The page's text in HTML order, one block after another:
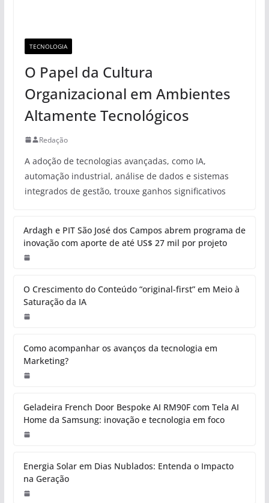
TECNOLOGIA
O Papel da Cultura
Organizacional em Ambientes
Altamente Tecnológicos
Redação
A adoção de tecnologias avançadas, como IA,
automação industrial, análise de dados e sistemas
integrados de gestão, trouxe ganhos significativos
Ardagh e PIT São José dos Campos abrem programa de
inovação com aporte de até US$ 27 mil por projeto
O Crescimento do Conteúdo “original-first” em Meio à
Saturação da IA
Como acompanhar os avanços da tecnologia em
Marketing?
Geladeira French Door Bespoke AI RM90F com Tela AI
Home da Samsung: inovação e tecnologia em foco
Energia Solar em Dias Nublados: Entenda o Impacto
na Geração